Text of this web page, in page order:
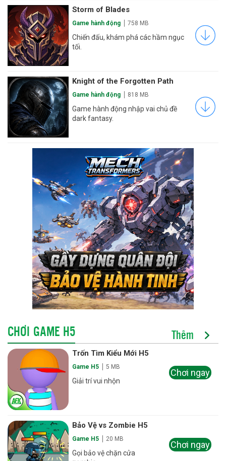
Storm of Blades
Game hành động 758 MB
Chiến đấu, khám phá các hầm ngục
tối.
Knight of the Forgotten Path
Game hành động 818 MB
Game hành động nhập vai chủ đề
dark fantasy.
CHƠI GAME H5 Thêm
Trốn Tìm Kiểu Mới H5
Game H5 5 MB
Giải trí vui nhộn
Chơi ngay
Bảo Vệ vs Zombie H5
Game H5 20 MB
Gọi bảo vệ chặn cửa
Chơi ngay